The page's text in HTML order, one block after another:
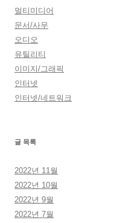
멀티미디어
문서/사무
오디오
유틸리티
이미지/그래픽
인터넷
인터넷/네트워크
글 목록
2022년 11월
2022년 10월
2022년 9월
2022년 7월